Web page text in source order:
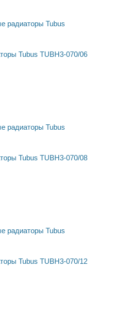
Tubus TUBH3-070/06
Tubus TUBH3-070/08
Tubus TUBH3-070/12